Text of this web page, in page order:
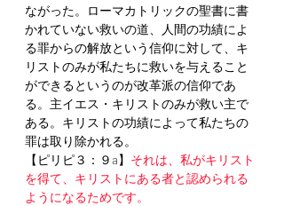
ながった。ローマカトリックの聖書に書
かれていない救いの道、人間の功績によ
る罪からの解放という信仰に対して、キ
リストのみが私たちに救いを与えること
ができるというのが改革派の信仰であ
る。主イエス・キリストのみが救い主で
ある。キリストの功績によって私たちの
罪は取り除かれる。
【ピリピ３：９a】 それは、私がキリスト
を得て、キリストにある者と認められる
ようになるためです。